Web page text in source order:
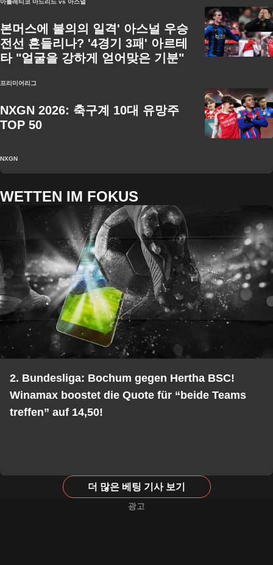
아틀레티코 마드리드 vs 아스널
본머스에 불의의 일격' 아스널 우승
전선 흔들리나? '4경기 3패' 아르테
타 "얼굴을 강하게 얻어맞은 기분"
프리미어리그
NXGN 2026: 축구계 10대 유망주
TOP 50
NXGN
WETTEN IM FOKUS
2. Bundesliga: Bochum gegen Hertha BSC!
Winamax boostet die Quote für “beide Teams
treffen” auf 14,50!
더 많은 베팅 기사 보기